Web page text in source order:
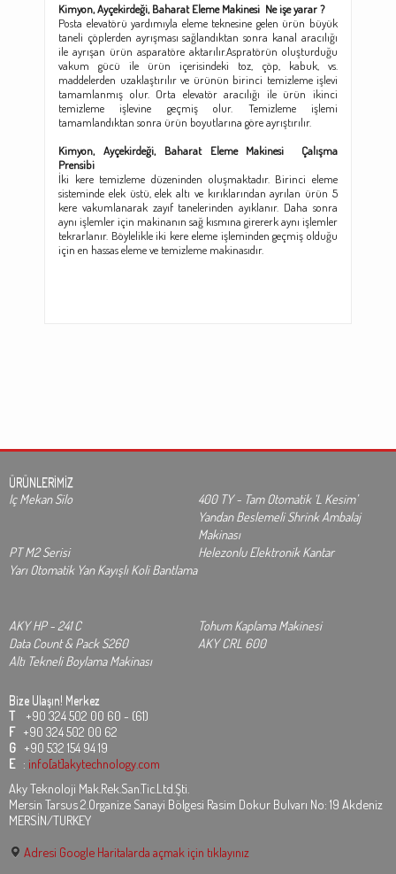
Kimyon, Ayçekirdeği, Baharat Eleme Makinesi Ne işe yarar ?
Posta elevatörü yardımıyla eleme teknesine gelen ürün büyük
taneli çöplerden ayrışması sağlandıktan sonra kanal aracılığı
ile ayrışan ürün asparatöre aktarılır.Aspratörün oluşturduğu
vakum gücü ile ürün içerisindeki toz, çöp, kabuk, vs.
maddelerden uzaklaştırılır ve ürünün birinci temizleme işlevi
tamamlanmış olur. Orta elevatör aracılığı ile ürün ikinci
temizleme işlevine geçmiş olur. Temizleme işlemi
tamamlandıktan sonra ürün boyutlarına göre ayrıştırılır.
Kimyon, Ayçekirdeği, Baharat Eleme Makinesi
Çalışma
Prensibi
İki kere temizleme düzeninden oluşmaktadır. Birinci eleme
sisteminde elek üstü, elek altı ve kırıklarından ayrılan ürün 5
kere vakumlanarak zayıf tanelerinden ayıklanır. Daha sonra
aynı işlemler için makinanın sağ kısmına girererk aynı işlemler
tekrarlanır. Böylelikle iki kere eleme işleminden geçmiş olduğu
için en hassas eleme ve temizleme makinasıdır.
ÜRÜNLERİMİZ
Iç Mekan Silo
400 TY - Tam Otomatik ‘L Kesim’
Yandan Beslemeli Shrink Ambalaj
Makinası
PT M2 Serisi
Helezonlu Elektronik Kantar
Yarı Otomatik Yan Kayışlı Koli Bantlama
AKY HP - 241 C
Tohum Kaplama Makinesi
Data Count & Pack S260
AKY CRL 600
Altı Tekneli Boylama Makinası
Bize Ulaşın! Merkez
T +90 324 502 00 60 - (61)
F +90 324 502 00 62
G +90 532 154 94 19
E : info[at]akytechnology.com
Aky Teknoloji Mak.Rek.San.Tic.Ltd.Şti.
Mersin Tarsus 2.Organize Sanayi Bölgesi Rasim Dokur Bulvarı No: 19 Akdeniz
MERSİN/TURKEY
Adresi Google Haritalarda açmak için tıklayınız